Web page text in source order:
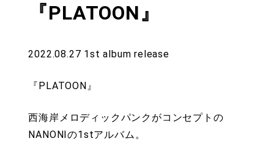
『PLATOON』
2022.08.27 1st album release
『PLATOON』
西海岸メロディックパンクがコンセプトの
NANONIの1stアルバム。